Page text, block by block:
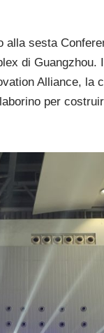
alla sesta
di Guangzhou.
Alliance, la
per